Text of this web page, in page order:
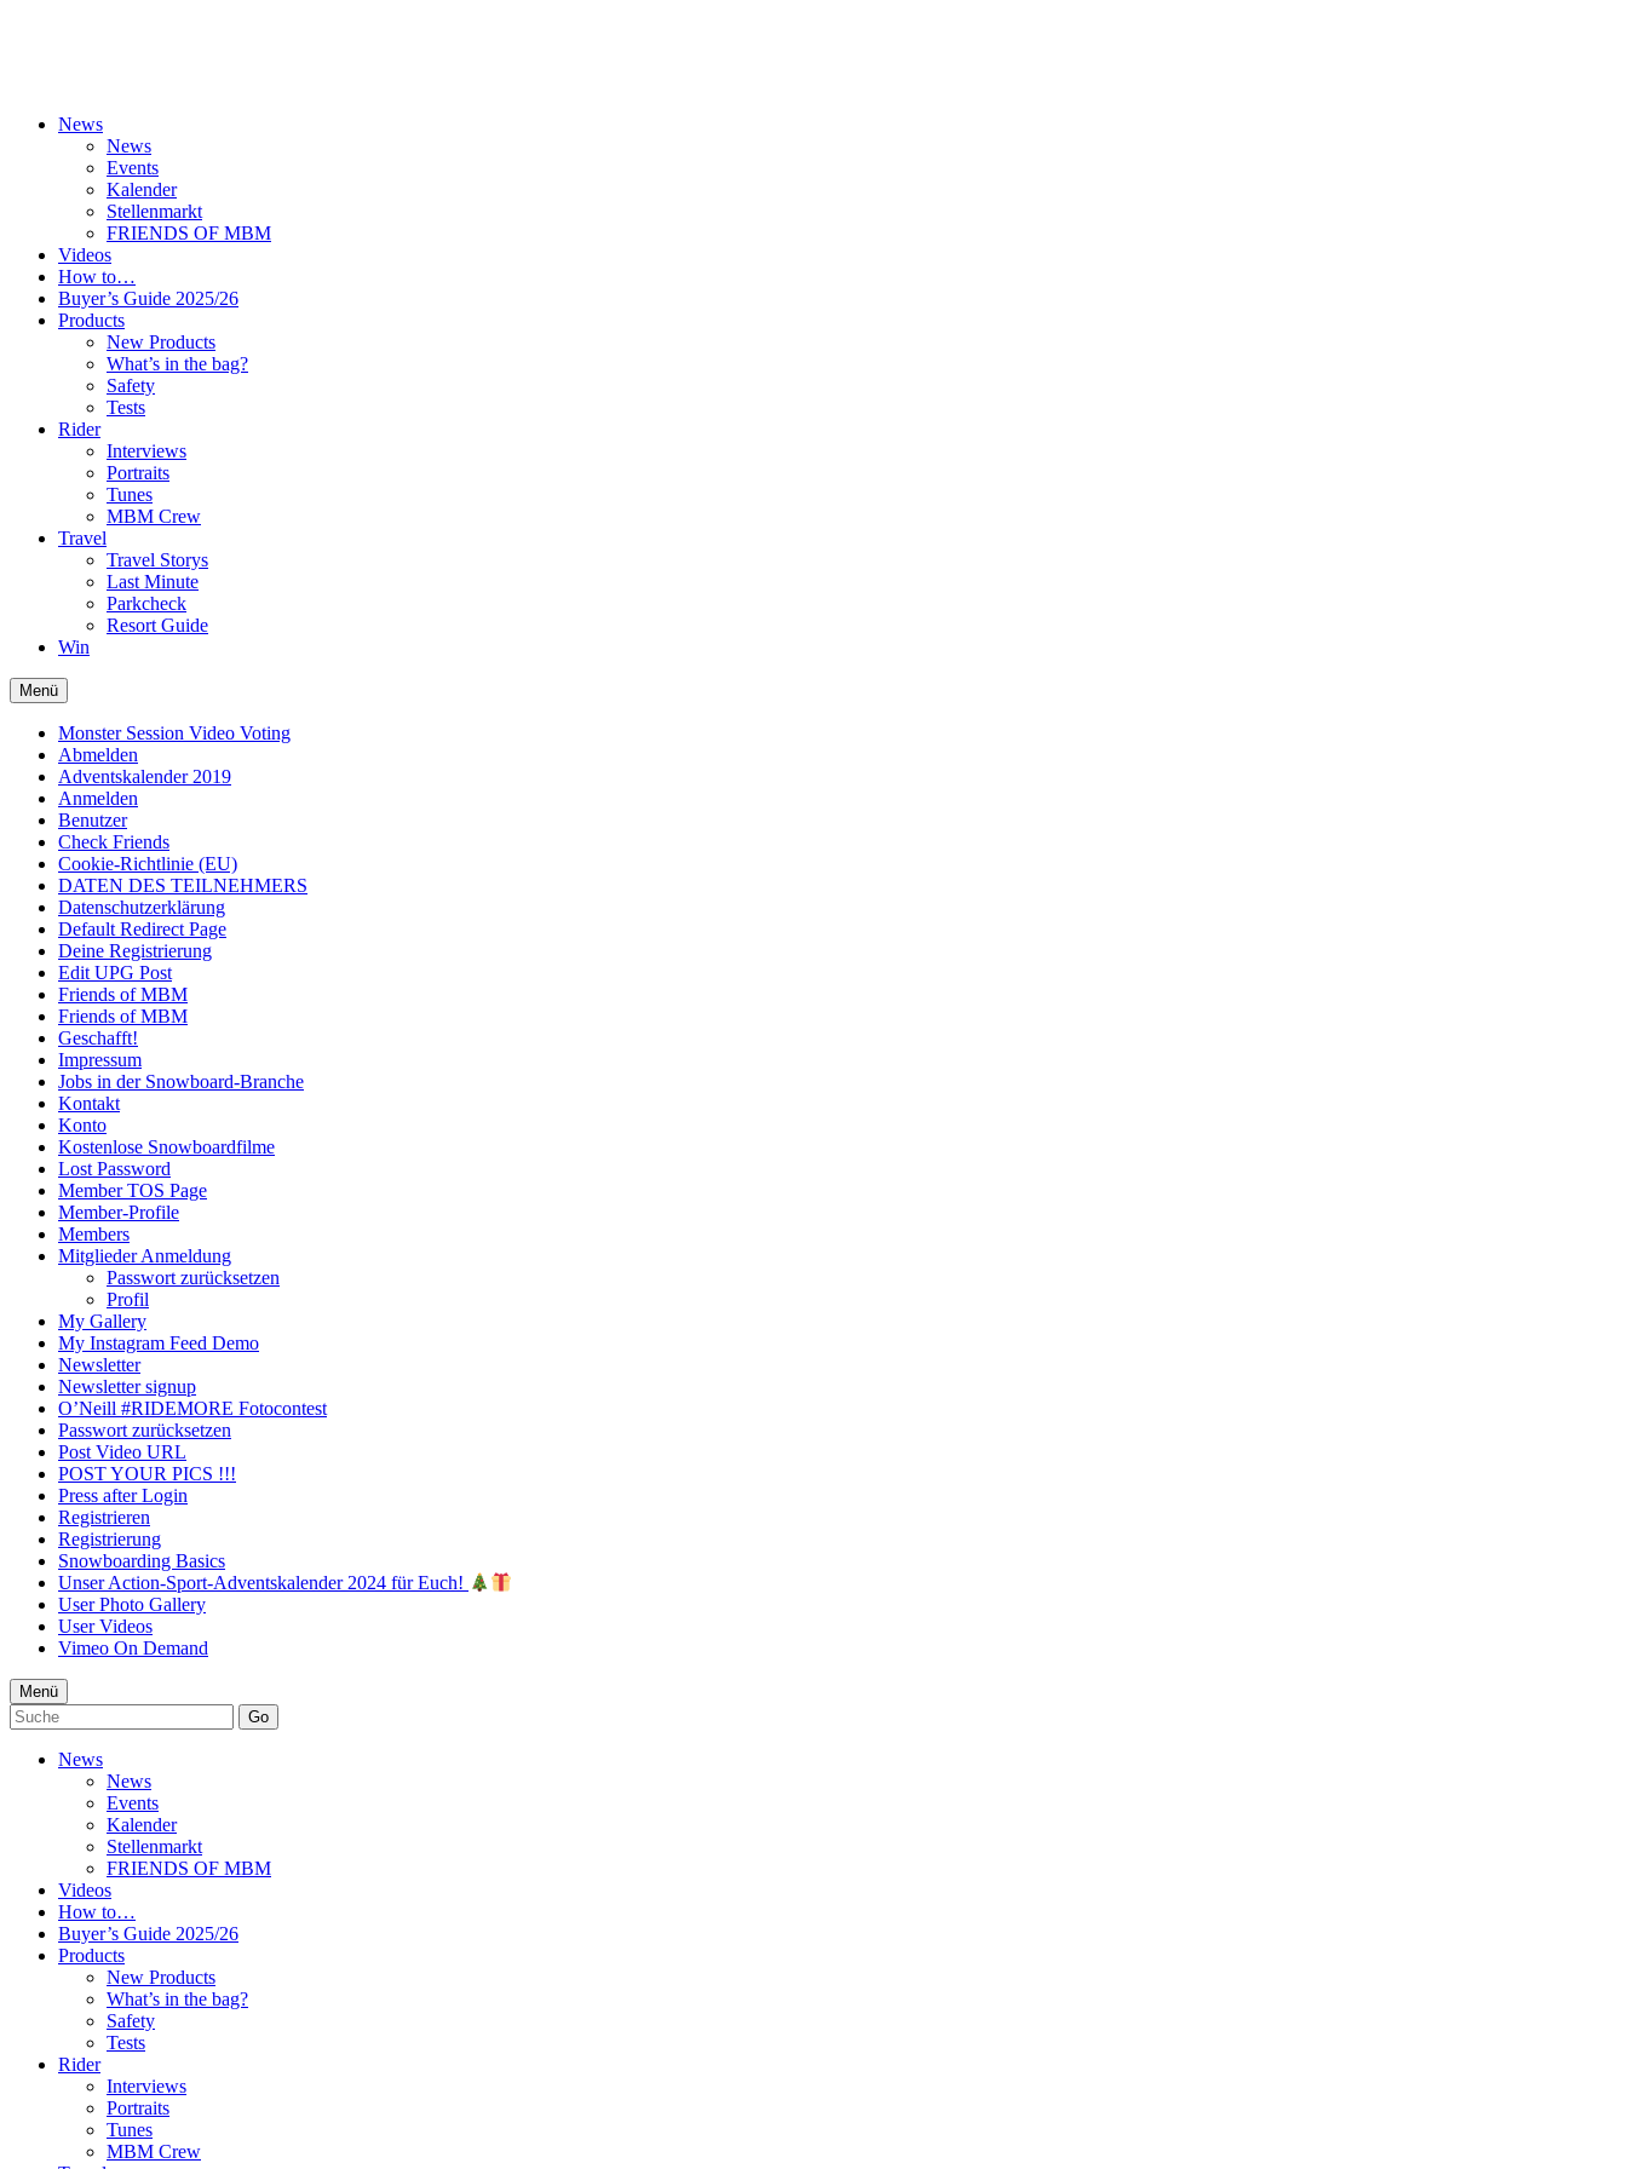
News
News
Events
Kalender
Stellenmarkt
FRIENDS OF MBM
Videos
How to…
Buyer’s Guide 2025/26
Products
New Products
What’s in the bag?
Safety
Tests
Rider
Interviews
Portraits
Tunes
MBM Crew
Travel
Travel Storys
Last Minute
Parkcheck
Resort Guide
Win
Menü
Monster Session Video Voting
Abmelden
Adventskalender 2019
Anmelden
Benutzer
Check Friends
Cookie-Richtlinie (EU)
DATEN DES TEILNEHMERS
Datenschutzerklärung
Default Redirect Page
Deine Registrierung
Edit UPG Post
Friends of MBM
Friends of MBM
Geschafft!
Impressum
Jobs in der Snowboard-Branche
Kontakt
Konto
Kostenlose Snowboardfilme
Lost Password
Member TOS Page
Member-Profile
Members
Mitglieder Anmeldung
Passwort zurücksetzen
Profil
My Gallery
My Instagram Feed Demo
Newsletter
Newsletter signup
O’Neill #RIDEMORE Fotocontest
Passwort zurücksetzen
Post Video URL
POST YOUR PICS !!!
Press after Login
Registrieren
Registrierung
Snowboarding Basics
Unser Action-Sport-Adventskalender 2024 für Euch!
User Photo Gallery
User Videos
Vimeo On Demand
Menü
Go
News
News
Events
Kalender
Stellenmarkt
FRIENDS OF MBM
Videos
How to…
Buyer’s Guide 2025/26
Products
New Products
What’s in the bag?
Safety
Tests
Rider
Interviews
Portraits
Tunes
MBM Crew